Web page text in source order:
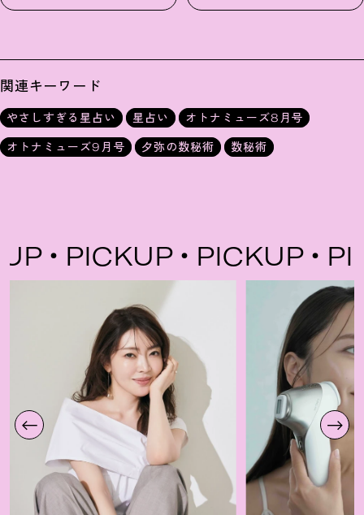
関連キーワード
やさしすぎる星占い 星占い
オトナミューズ8月号
オトナミューズ9月号
夕弥の数秘術 数秘術
PICKUP PICKUP